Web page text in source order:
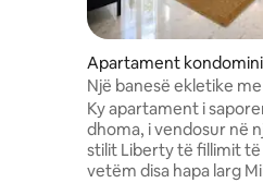
Apartament
Centrale
Një banesë ekletike
Ky apartament i
dhoma, i vendosur në
stilit Liberty të fillimit të
vetëm disa hapa larg